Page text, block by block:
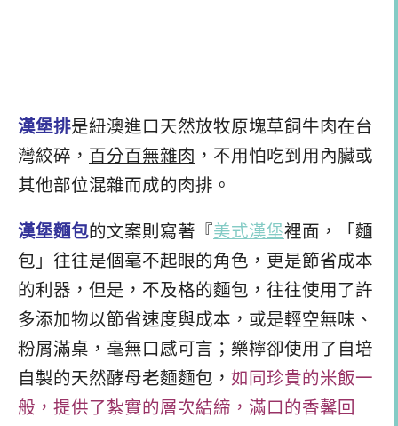
漢堡排是紐澳進口天然放牧原塊草飼牛肉在台
灣絞碎， 百分百無雜肉 ，不用怕吃到用內臟或
其他部位混雜而成的肉排。
漢堡麵包的文案則寫著『 美式漢堡裡面，「麵
包」往往是個毫不起眼的角色，更是節省成本
的利器，但是，不及格的麵包，往往使用了許
多添加物以節省速度與成本，或是輕空無味、
粉屑滿桌，毫無口感可言；樂檸卻使用了自培
自製的天然酵母老麵麵包， 如同珍貴的米飯一
般，提供了紮實的層次結締，滿口的香馨回